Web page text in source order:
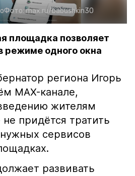
Фото:max.ru/babushkin30
площадка позволяет
режиме одного окна
региона Игорь
MAX-канале,
жителям
придётся тратить
сервисов
развивать